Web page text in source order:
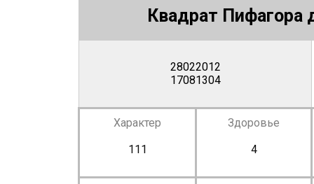
Квадрат Пифагора
28022012
17081304
Характер
111
Здоровье
4